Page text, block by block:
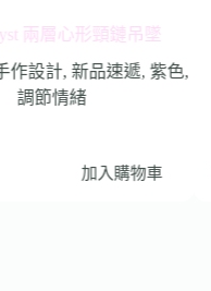
兩層心形頸鏈吊墜
作設計, 新品速遞, 紫色,
調節情緒
加入購物車